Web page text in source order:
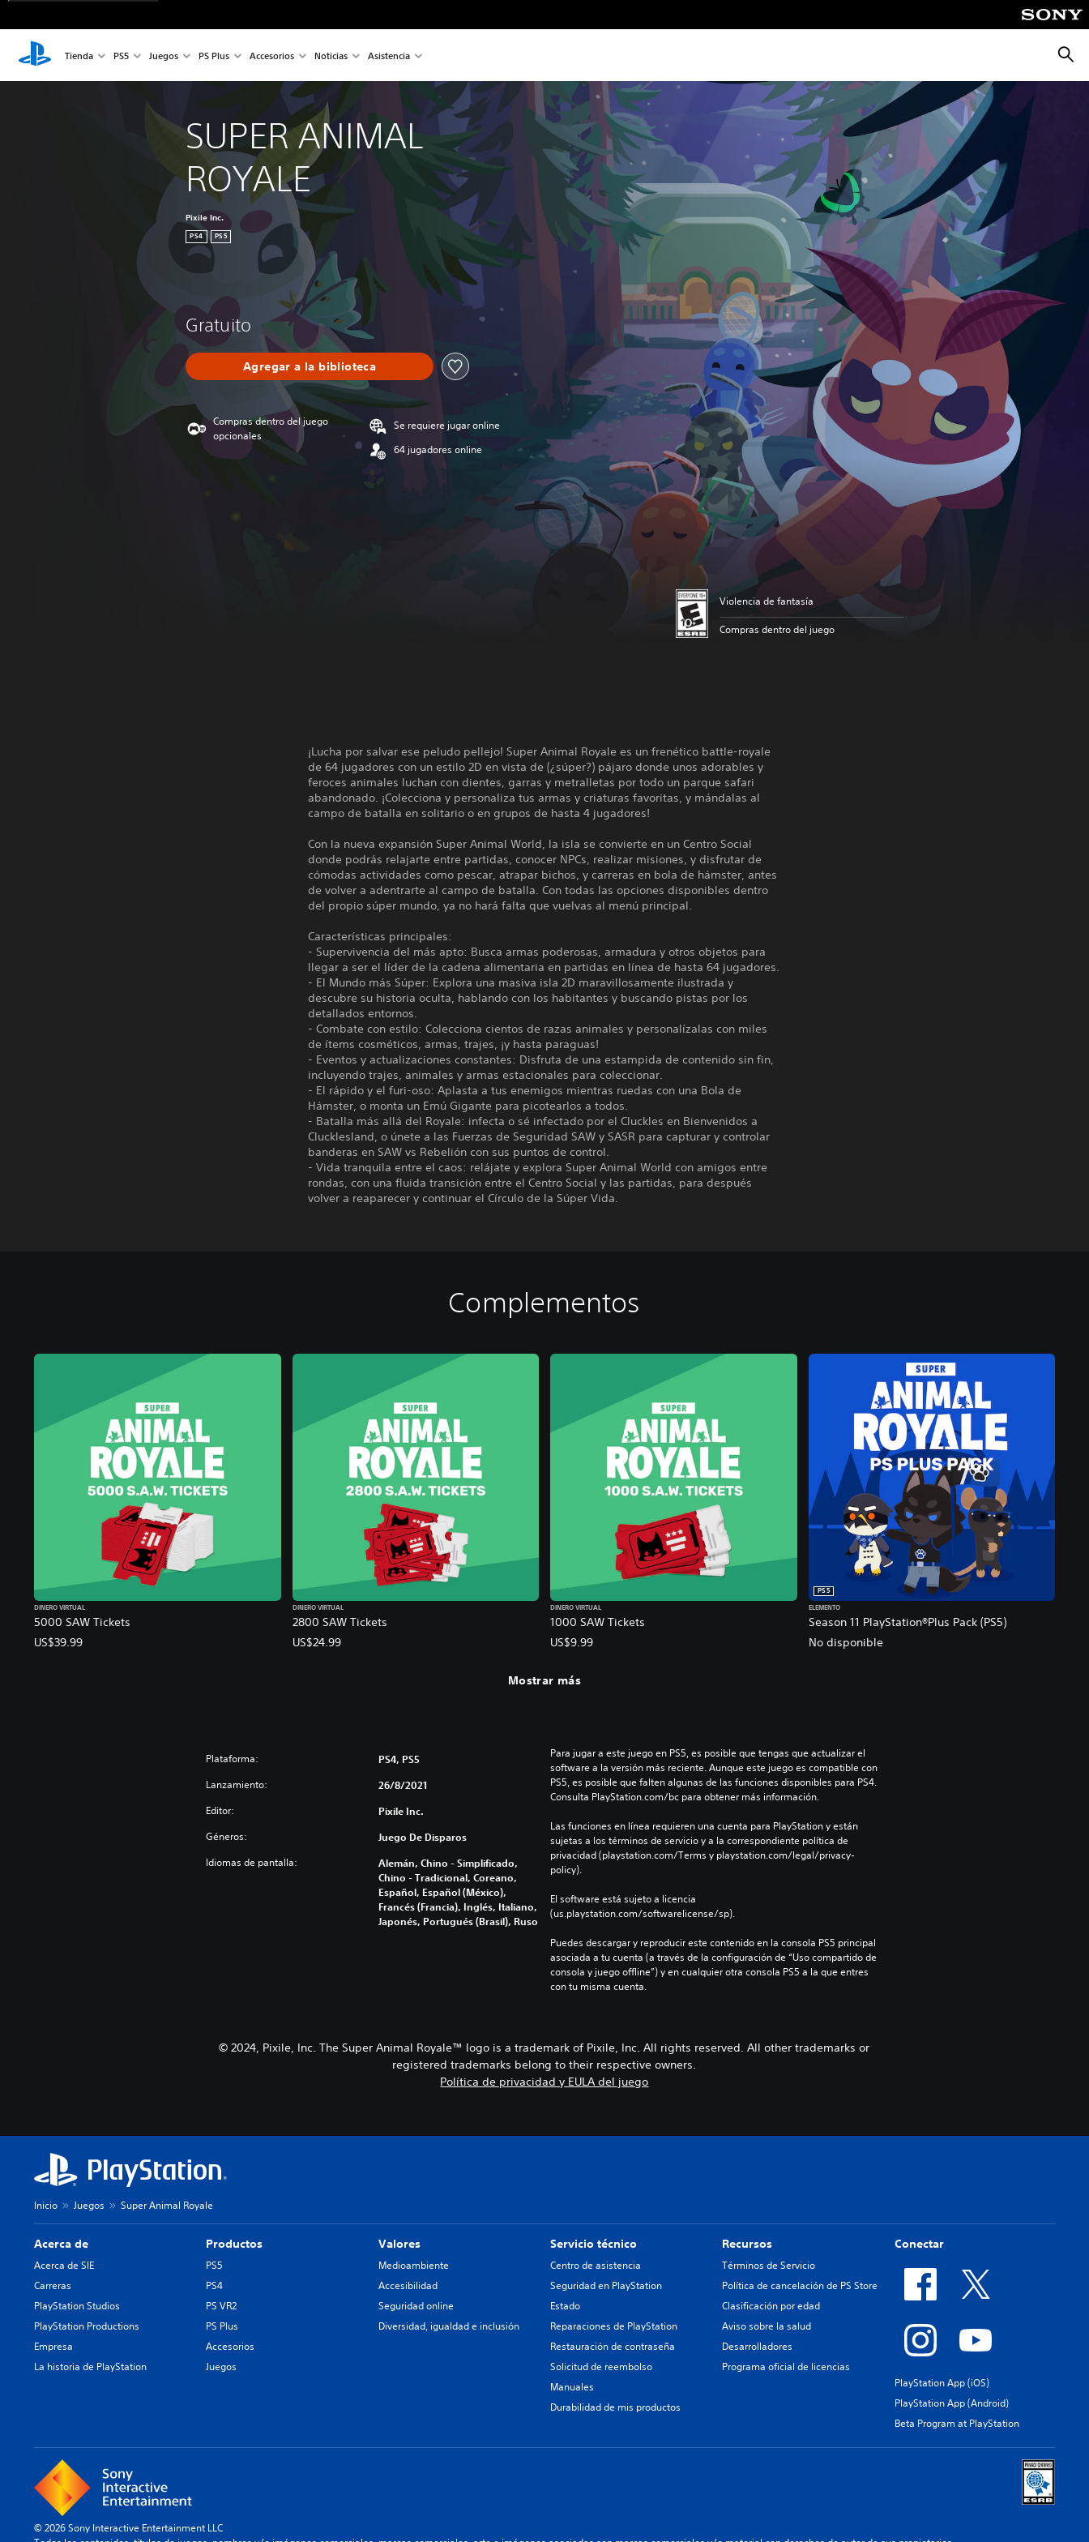
Tienda PS5 Juegos PS Plus Accesorios Noticias Asistencia
SUPER ANIMAL
ROYALE
Pixile Inc.
PS4 PS5
Gratuito
Agregar a la biblioteca
Compras dentro del juego
opcionales
Se requiere jugar online
64 jugadores online
Violencia de fantasía
Compras dentro del juego
¡Lucha por salvar ese peludo pellejo! Super Animal Royale es un frenético battle-royale
de 64 jugadores con un estilo 2D en vista de (¿súper?) pájaro donde unos adorables y
feroces animales luchan con dientes, garras y metralletas por todo un parque safari
abandonado. ¡Colecciona y personaliza tus armas y criaturas favoritas, y mándalas al
campo de batalla en solitario o en grupos de hasta 4 jugadores!
Con la nueva expansión Super Animal World, la isla se convierte en un Centro Social
donde podrás relajarte entre partidas, conocer NPCs, realizar misiones, y disfrutar de
cómodas actividades como pescar, atrapar bichos, y carreras en bola de hámster, antes
de volver a adentrarte al campo de batalla. Con todas las opciones disponibles dentro
del propio súper mundo, ya no hará falta que vuelvas al menú principal.
Características principales:
- Supervivencia del más apto: Busca armas poderosas, armadura y otros objetos para
llegar a ser el líder de la cadena alimentaria en partidas en línea de hasta 64 jugadores.
- El Mundo más Súper: Explora una masiva isla 2D maravillosamente ilustrada y
descubre su historia oculta, hablando con los habitantes y buscando pistas por los
detallados entornos.
- Combate con estilo: Colecciona cientos de razas animales y personalízalas con miles
de ítems cosméticos, armas, trajes, ¡y hasta paraguas!
- Eventos y actualizaciones constantes: Disfruta de una estampida de contenido sin fin,
incluyendo trajes, animales y armas estacionales para coleccionar.
- El rápido y el furi-oso: Aplasta a tus enemigos mientras ruedas con una Bola de
Hámster, o monta un Emú Gigante para picotearlos a todos.
- Batalla más allá del Royale: infecta o sé infectado por el Cluckles en Bienvenidos a
Clucklesland, o únete a las Fuerzas de Seguridad SAW y SASR para capturar y controlar
banderas en SAW vs Rebelión con sus puntos de control.
- Vida tranquila entre el caos: relájate y explora Super Animal World con amigos entre
rondas, con una fluida transición entre el Centro Social y las partidas, para después
volver a reaparecer y continuar el Círculo de la Súper Vida.
Complementos
5000 SAW Tickets
DINERO VIRTUAL
US$39.99
2800 SAW Tickets
DINERO VIRTUAL
US$24.99
1000 SAW Tickets
DINERO VIRTUAL
US$9.99
Season 11 PlayStation®Plus Pack (PS5)
PS5
ELEMENTO
No disponible
Mostrar más
Plataforma: PS4, PS5
Lanzamiento: 26/8/2021
Editor: Pixile Inc.
Géneros: Juego De Disparos
Idiomas de pantalla:
Alemán, Chino - Simplificado,
Chino - Tradicional, Coreano,
Español, Español (México),
Francés (Francia), Inglés, Italiano,
Japonés, Portugués (Brasil), Ruso
Para jugar a este juego en PS5, es posible que tengas que actualizar el
software a la versión más reciente. Aunque este juego es compatible con
PS5, es posible que falten algunas de las funciones disponibles para PS4.
Consulta PlayStation.com/bc para obtener más información.
Las funciones en línea requieren una cuenta para PlayStation y están
sujetas a los términos de servicio y a la correspondiente política de
privacidad (playstation.com/Terms y playstation.com/legal/privacy-
policy).
El software está sujeto a licencia
(us.playstation.com/softwarelicense/sp).
Puedes descargar y reproducir este contenido en la consola PS5 principal
asociada a tu cuenta (a través de la configuración de “Uso compartido de
consola y juego offline”) y en cualquier otra consola PS5 a la que entres
con tu misma cuenta.
© 2024, Pixile, Inc. The Super Animal Royale™ logo is a trademark of Pixile, Inc. All rights reserved. All other trademarks or
registered trademarks belong to their respective owners.
Política de privacidad y EULA del juego
Inicio Juegos Super Animal Royale
Acerca de
Acerca de SIE
Carreras
PlayStation Studios
PlayStation Productions
Empresa
La historia de PlayStation
Productos
PS5
PS4
PS VR2
PS Plus
Accesorios
Juegos
Valores
Medioambiente
Accesibilidad
Seguridad online
Diversidad, igualdad e inclusión
Servicio técnico
Centro de asistencia
Seguridad en PlayStation
Estado
Reparaciones de PlayStation
Restauración de contraseña
Solicitud de reembolso
Manuales
Durabilidad de mis productos
Recursos
Términos de Servicio
Política de cancelación de PS Store
Clasificación por edad
Aviso sobre la salud
Desarrolladores
Programa oficial de licencias
Conectar
PlayStation App (iOS)
PlayStation App (Android)
Beta Program at PlayStation
© 2026 Sony Interactive Entertainment LLC